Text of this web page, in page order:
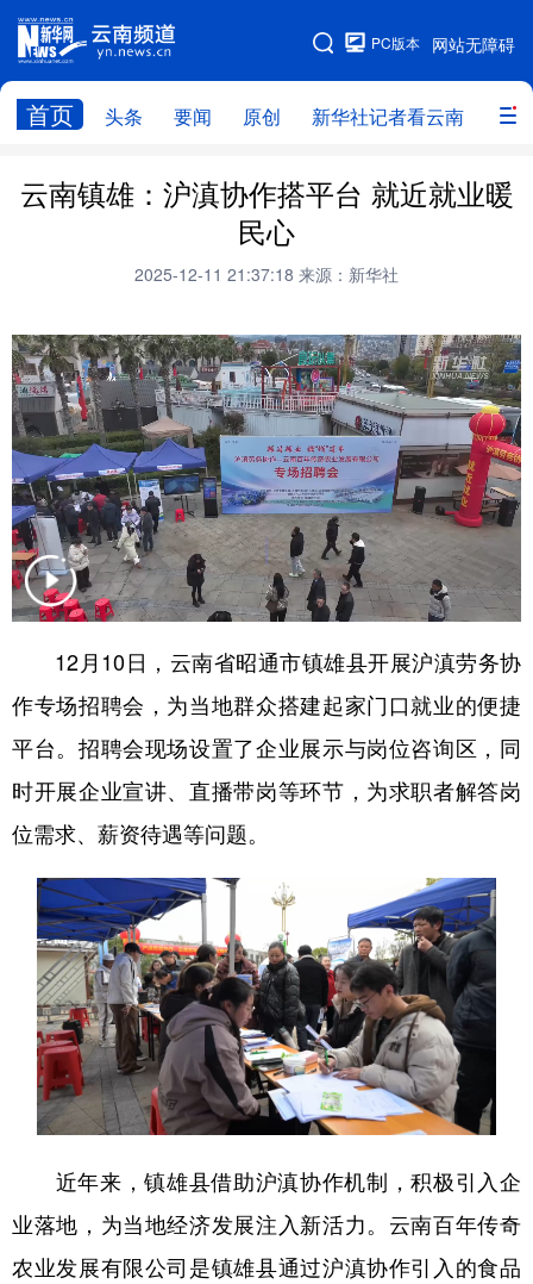
网站无障碍
PC版本
首页 头条 要闻 原创 新华社记者看云南 政务
网站地图
头条 云南要闻 本网原创
政务
云南省领导报道集
教育
州市
社会
图片
经济 服务 云南故事
云南青年说 趣看文物
云南镇雄：沪滇协作搭平台 就近就业暖
民心
2025-12-11 21:37:18 来源：新华社
12月10日，云南省昭通市镇雄县开展沪滇劳务协
作专场招聘会，为当地群众搭建起家门口就业的便捷
平台。招聘会现场设置了企业展示与岗位咨询区，同
时开展企业宣讲、直播带岗等环节，为求职者解答岗
位需求、薪资待遇等问题。
近年来，镇雄县借助沪滇协作机制，积极引入企
业落地，为当地经济发展注入新活力。云南百年传奇
农业发展有限公司是镇雄县通过沪滇协作引入的食品